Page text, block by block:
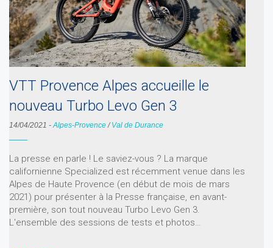
VTT Provence Alpes accueille le
nouveau Turbo Levo Gen 3
14/04/2021 -Alpes-Provence/ Val de Durance
La presse en parle ! Le saviez-vous ? La marque
californienne Specialized est récemment venue dans les
Alpes de Haute Provence (en début de mois de mars
2021) pour présenter à la Presse française, en avant-
première, son tout nouveau Turbo Levo Gen 3.
L'ensemble des sessions de tests et photos…